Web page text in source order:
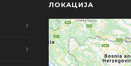
ЛОКАЦИЈА